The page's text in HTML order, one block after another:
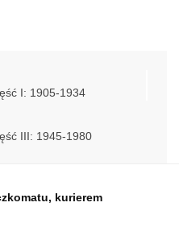
I: 1905-1934
III: 1945-1980
kurierem